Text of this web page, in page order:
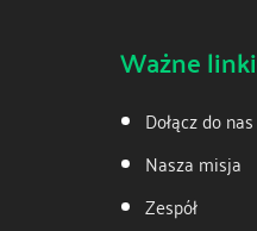
Ważne linki
Dołącz do nas
Nasza misja
Zespół